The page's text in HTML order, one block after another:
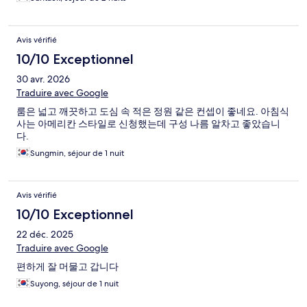
Avis vérifié
10/10 Exceptionnel
30 avr. 2026
Traduire avec Google
룸은 넓고 깨끗하고 도심 속 적은 정원 같은 컨셉이 좋네요. 아침식
사는 아메리칸 스타일로 신청했는데 구성 나름 알차고 좋았습니
다.
Sungmin, séjour de 1 nuit
Avis vérifié
10/10 Exceptionnel
22 déc. 2025
Traduire avec Google
편하게 잘 머물고 갑니다
Suyong, séjour de 1 nuit